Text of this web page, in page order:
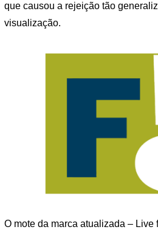
que causou a rejeição tão
visualização.
O mote da marca atualizada – Live